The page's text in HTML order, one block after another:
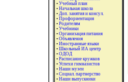
• Учебный план
• Начальная школа
• Доп. занятия и консул.
• Профориентация
• Родителям
• Учебники
• Организация питания
• Объявления
• Иностранные языки
• Школьный ИА центр
• ОДОД
• Расписание кружков
• Успехи гимназистов
• Наши музеи
• Социал. партнерство
• Наши выпускники